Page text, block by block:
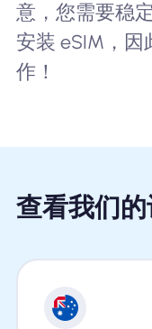
意，您需要稳
安装 eSIM，
作！
查看我们的